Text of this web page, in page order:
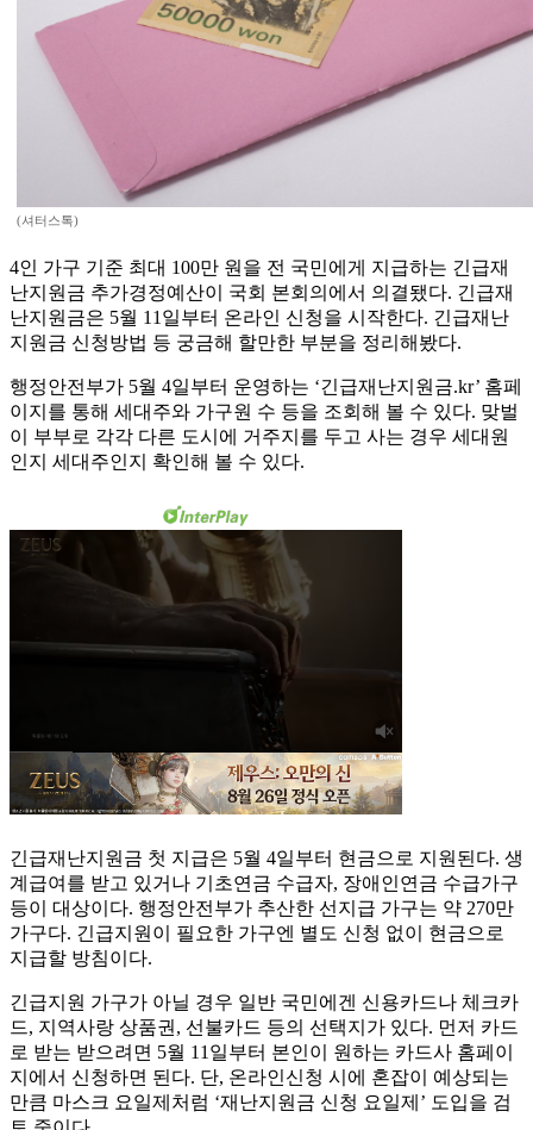
(셔터스톡)
4인 가구 기준 최대 100만 원을 전 국민에게 지급하는 긴급재
난지원금 추가경정예산이 국회 본회의에서 의결됐다. 긴급재
난지원금은 5월 11일부터 온라인 신청을 시작한다. 긴급재난
지원금 신청방법 등 궁금해 할만한 부분을 정리해봤다.
행정안전부가 5월 4일부터 운영하는 ‘긴급재난지원금.kr’ 홈페
이지를 통해 세대주와 가구원 수 등을 조회해 볼 수 있다. 맞벌
이 부부로 각각 다른 도시에 거주지를 두고 사는 경우 세대원
인지 세대주인지 확인해 볼 수 있다.
긴급재난지원금 첫 지급은 5월 4일부터 현금으로 지원된다. 생
계급여를 받고 있거나 기초연금 수급자, 장애인연금 수급가구
등이 대상이다. 행정안전부가 추산한 선지급 가구는 약 270만
가구다. 긴급지원이 필요한 가구엔 별도 신청 없이 현금으로
지급할 방침이다.
긴급지원 가구가 아닐 경우 일반 국민에겐 신용카드나 체크카
드, 지역사랑 상품권, 선불카드 등의 선택지가 있다. 먼저 카드
로 받는 받으려면 5월 11일부터 본인이 원하는 카드사 홈페이
지에서 신청하면 된다. 단, 온라인신청 시에 혼잡이 예상되는
만큼 마스크 요일제처럼 ‘재난지원금 신청 요일제’ 도입을 검